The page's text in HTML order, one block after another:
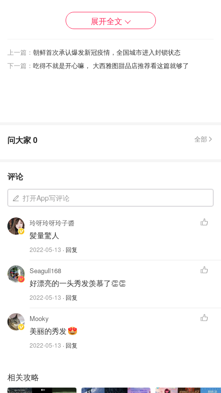
图片来自@夏乐客福尔摩兔，版权属于原作者
我本人头皮比较偏油，平时掉发不少，但好在头发长的也快
的效果无法马上体验到，只能先从质地和使用感方面入手，
1. Exfoliating Shampoo Light丰盈强韧洗发露 200ml
图片来自@夏乐客福尔摩兔，版权属于原作者
展开全文
上一篇： 朝鲜首次承认爆发新冠疫情，全国城市进入封锁状态
下一篇： 吃得不就是开心嘛， 大西雅图甜品店推荐看这篇就够了
问大家0 全部
评论
打开App写评论
玲呀玲呀玲子醬
髪量驚人
2022-05-13 · 回复
Seagull168
好漂亮的一头秀发羡慕了👏👏
2022-05-13 · 回复
Mooky
美丽的秀发
2022-05-13 · 回复
相关攻略